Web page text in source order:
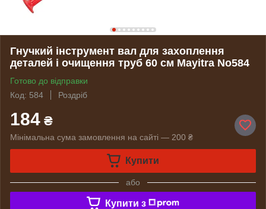
Гнучкий інструмент вал для захоплення
деталей і очищення труб 60 см Mayitra No584
Готово до відправки
Код: 584
Роздріб
184 ₴
Мінімальна сума замовлення на сайті — 200 ₴
Купити
або
Купити з